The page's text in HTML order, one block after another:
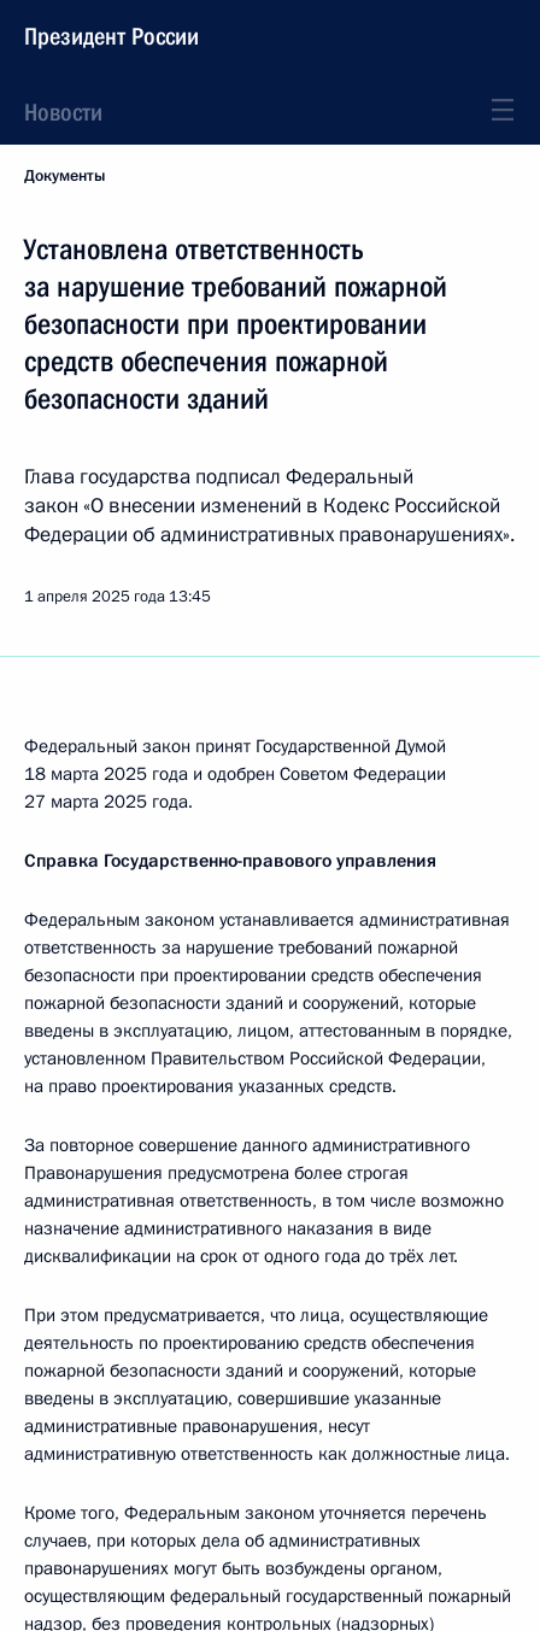
Президент России
Новости
Документы
Установлена ответственность
за нарушение требований пожарной
безопасности при проектировании
средств обеспечения пожарной
безопасности зданий
Глава государства подписал Федеральный
закон «О внесении изменений в Кодекс Российской
Федерации об административных правонарушениях».
1 апреля 2025 года 13:45
Федеральный закон принят Государственной Думой
18 марта 2025 года и одобрен Советом Федерации
27 марта 2025 года.
Справка Государственно-правового управления
Федеральным законом устанавливается административная
ответственность за нарушение требований пожарной
безопасности при проектировании средств обеспечения
пожарной безопасности зданий и сооружений, которые
введены в эксплуатацию, лицом, аттестованным в порядке,
установленном Правительством Российской Федерации,
на право проектирования указанных средств.
За повторное совершение данного административного
Правонарушения предусмотрена более строгая
административная ответственность, в том числе возможно
назначение административного наказания в виде
дисквалификации на срок от одного года до трёх лет.
При этом предусматривается, что лица, осуществляющие
деятельность по проектированию средств обеспечения
пожарной безопасности зданий и сооружений, которые
введены в эксплуатацию, совершившие указанные
административные правонарушения, несут
административную ответственность как должностные лица.
Кроме того, Федеральным законом уточняется перечень
случаев, при которых дела об административных
правонарушениях могут быть возбуждены органом,
осуществляющим федеральный государственный пожарный
надзор, без проведения контрольных (надзорных)